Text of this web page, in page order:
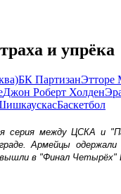
и упрёка
БК ПартизанЭтторе
Джон Роберт Холден
Баскетбол
серия между ЦСКА и
Армейцы
в "Финал Четырёх"